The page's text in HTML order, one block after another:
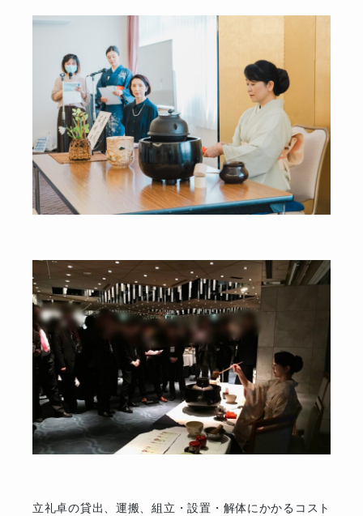
立礼卓の貸出、運搬、組立・設置・解体にかかるコスト